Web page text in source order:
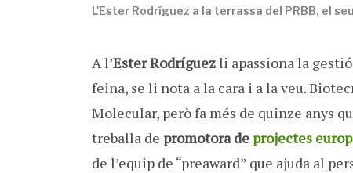
L'Ester Rodríguez a la terrassa del PRBB, el
A l’Ester Rodríguezli apassiona la
feina, se li nota a la cara i a la veu.
Molecular, però fa més de quinze anys
treballa de promotora deprojectes
de l’equip de “preaward” que ajuda al